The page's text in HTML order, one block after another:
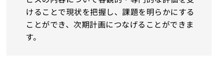
けることで現状を把握し、課題を明らかにする
ことができ、次期計画につなげることができま
す。